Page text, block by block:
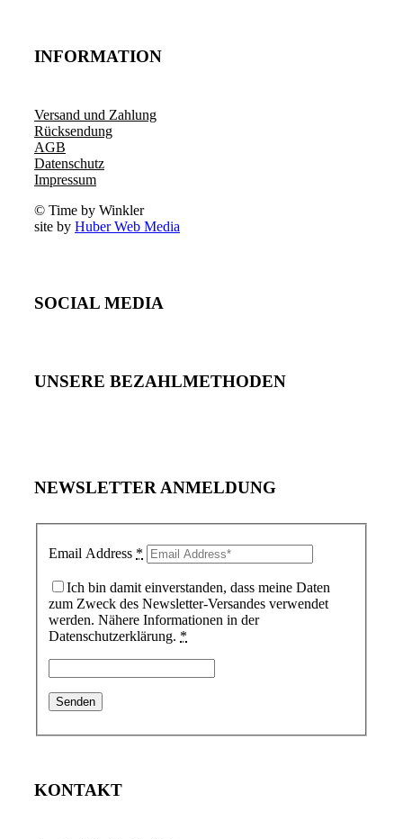
INFORMATION
Versand und Zahlung
Rücksendung
AGB
Datenschutz
Impressum
© Time by Winkler
site by Huber Web Media
SOCIAL MEDIA
UNSERE BEZAHLMETHODEN
NEWSLETTER ANMELDUNG
Email Address *
Ich bin damit einverstanden, dass meine Daten
zum Zweck des Newsletter-Versandes verwendet
werden. Nähere Informationen in der
Datenschutzerklärung. *
KONTAKT